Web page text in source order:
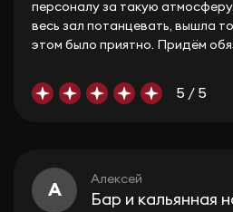
персоналу за такую
весь зал потанцевать, вышла
этом было приятно. Придём
5 / 5
А
Алексей
Бар и кальянная